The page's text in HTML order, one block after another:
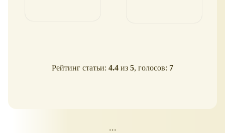
Рейтинг статьи: 4.4 из 5, голосов: 7
...